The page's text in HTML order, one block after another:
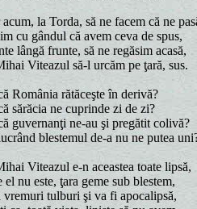
la Torda, să ne facem că ne
cu gândul că avem ceva de spus,
lângă frunte, să ne regăsim acasă,
Viteazul să-l urcăm pe ţară, sus.
România rătăceşte în derivă?
sărăcia ne cuprinde zi de zi?
guvernanţi ne-au şi pregătit colivă?
blestemul de-a nu ne putea
Viteazul e-n aceastea toate lipsă,
el nu este, ţara geme sub blestem,
vremuri tulburi şi va fi apocalipsă,